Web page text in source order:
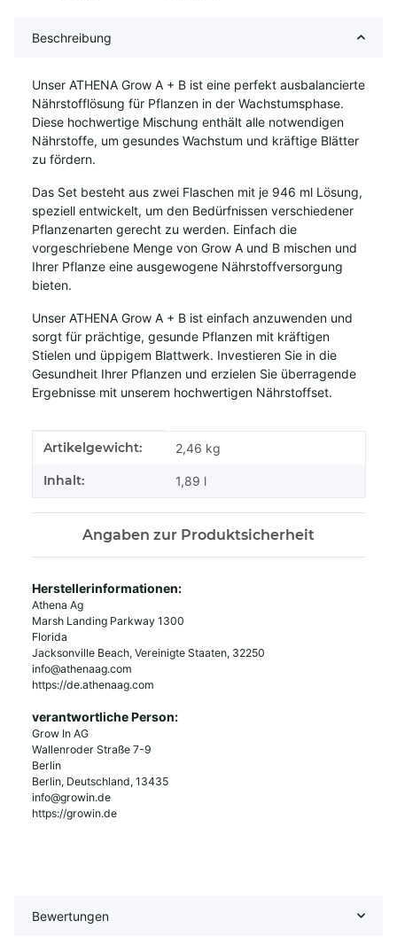
Beschreibung
Unser ATHENA Grow A + B ist eine perfekt ausbalancierte
Nährstofflösung für Pflanzen in der Wachstumsphase.
Diese hochwertige Mischung enthält alle notwendigen
Nährstoffe, um gesundes Wachstum und kräftige Blätter
zu fördern.
Das Set besteht aus zwei Flaschen mit je 946 ml Lösung,
speziell entwickelt, um den Bedürfnissen verschiedener
Pflanzenarten gerecht zu werden. Einfach die
vorgeschriebene Menge von Grow A und B mischen und
Ihrer Pflanze eine ausgewogene Nährstoffversorgung
bieten.
Unser ATHENA Grow A + B ist einfach anzuwenden und
sorgt für prächtige, gesunde Pflanzen mit kräftigen
Stielen und üppigem Blattwerk. Investieren Sie in die
Gesundheit Ihrer Pflanzen und erzielen Sie überragende
Ergebnisse mit unserem hochwertigen Nährstoffset.
Produkteigenschaft
Wert
Artikelgewicht: 2,46 kg
Inhalt: 1,89 l
Angaben zur Produktsicherheit
Herstellerinformationen:
Athena Ag
Marsh Landing Parkway 1300
Florida
Jacksonville Beach, Vereinigte Staaten, 32250
info@athenaag.com
https://de.athenaag.com
verantwortliche Person:
Grow In AG
Wallenroder Straße 7-9
Berlin
Berlin, Deutschland, 13435
info@growin.de
https://growin.de
Bewertungen